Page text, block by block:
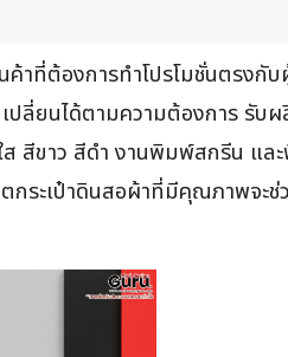
าที่ต้องการทำโปรโมชั่นตรงกั
ปลี่ยนได้ตามความต้องการ รั
สีขาว สีดำ งานพิมพ์สกรีน แ
ระเป๋าดินสอผ้าที่มีคุณภาพจะ